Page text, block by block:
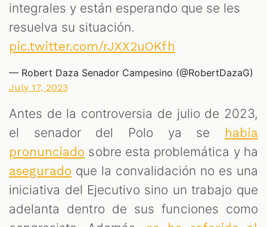
integrales y están esperando que se les
resuelva su situación.
pic.twitter.com/rJXX2uOKfh
— Robert Daza Senador Campesino (@RobertDazaG)
July 17, 2023
Antes de la controversia de julio de 2023,
el senador del Polo ya se
había
pronunciado sobre esta problemática y ha
asegurado que la convalidación no es una
iniciativa del Ejecutivo sino un trabajo que
adelanta dentro de sus funciones como